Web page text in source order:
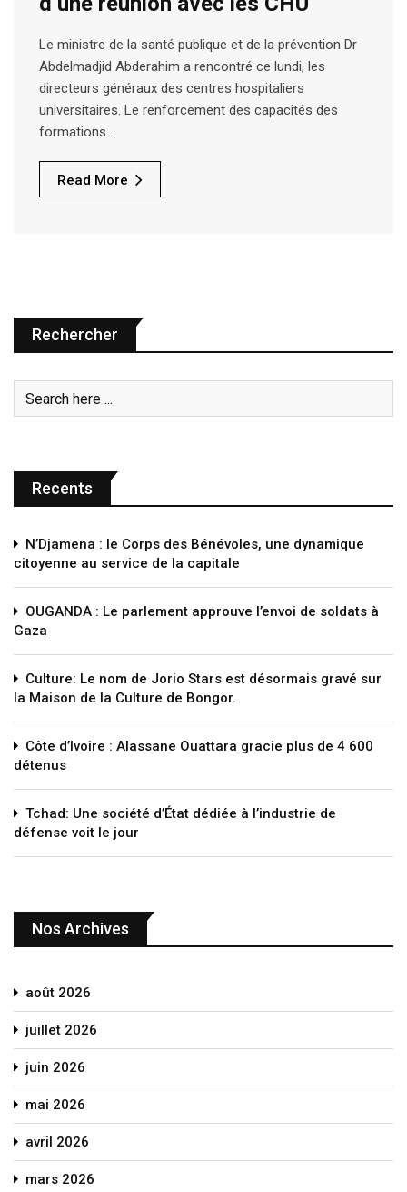
Le ministre de la santé publique et de la prévention Dr
Abdelmadjid Abderahim a rencontré ce lundi, les
directeurs généraux des centres hospitaliers
universitaires. Le renforcement des capacités des
formations…
Read More
Rechercher
Recents
N’Djamena : le Corps des Bénévoles, une dynamique
citoyenne au service de la capitale
OUGANDA : Le parlement approuve l’envoi de soldats à
Gaza
Culture: Le nom de Jorio Stars est désormais gravé sur
la Maison de la Culture de Bongor.
Côte d’Ivoire : Alassane Ouattara gracie plus de 4 600
détenus
Tchad: Une société d’État dédiée à l’industrie de
défense voit le jour
Nos Archives
août 2026
juillet 2026
juin 2026
mai 2026
avril 2026
mars 2026